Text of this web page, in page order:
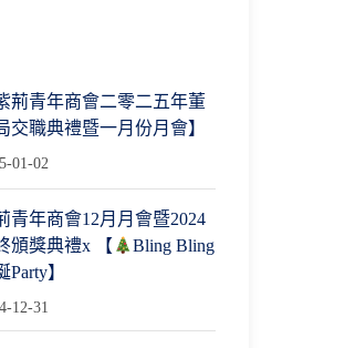
荊青年商會二零二五年董
交職典禮暨一月份月會】
01-02
青年商會12月月會暨2024
頒獎典禮x 【
Bling Bling
Party】
12-31